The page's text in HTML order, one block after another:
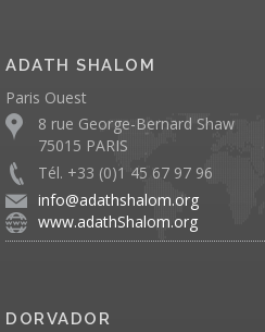
ADATH SHALOM
Paris Ouest
8 rue George-Bernard Shaw
75015 PARIS
Tél. +33 (0)1 45 67 97 96
info@adathshalom.org
www.adathShalom.org
DORVADOR